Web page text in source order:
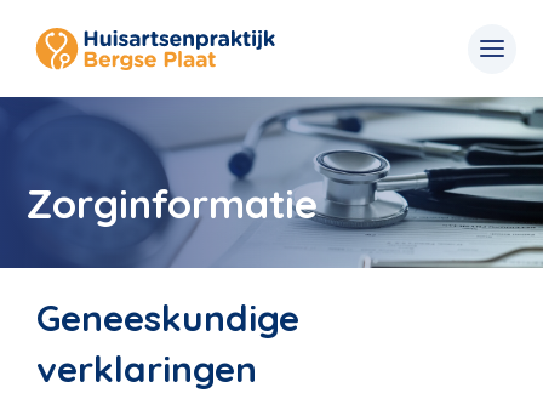
Zorginformatie
Geneeskundige
verklaringen